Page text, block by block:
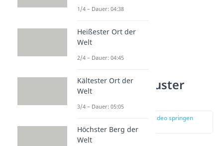
Platz 10: Schlauster
Stripper
zur Stelle im Video springen
(00:14)
1/4 – Dauer: 04:38
Heißester Ort der
Welt
2/4 – Dauer: 04:45
Kältester Ort der
Welt
3/4 – Dauer: 05:05
Höchster Berg der
Welt